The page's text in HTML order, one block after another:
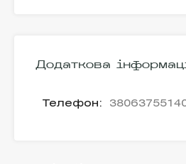
Додаткова
Телефон: